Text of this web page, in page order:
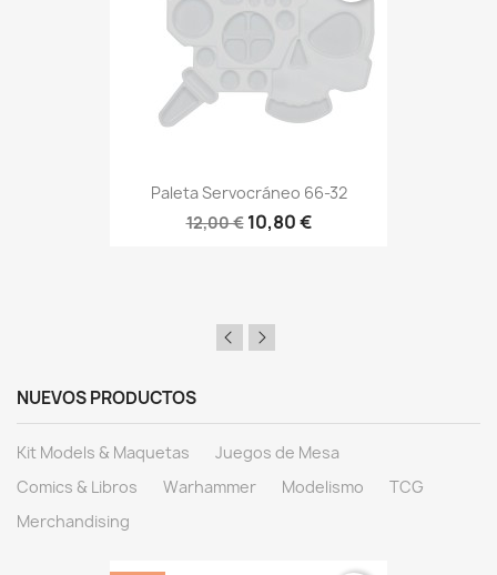
Paleta Servocráneo 66-32
12,00 € 10,80 €
NUEVOS PRODUCTOS
Kit Models & Maquetas
Juegos de Mesa
Comics & Libros
Warhammer Modelismo
TCG
Merchandising